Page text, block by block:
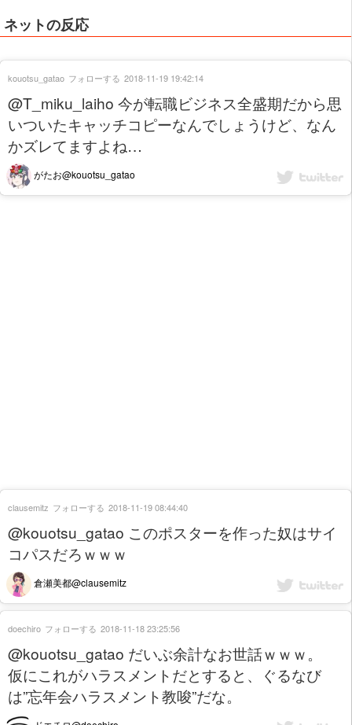
ネットの反応
@T_miku_laiho 今が転職ビジネス全盛期だから思
いついたキャッチコピーなんでしょうけど、なん
かズレてますよね…
がたお@kouotsu_gatao
kouotsu_gatao フォローする 2018-11-19 19:42:14
@kouotsu_gatao このポスターを作った奴はサイ
コパスだろｗｗｗ
倉瀬美都@clausemitz
clausemitz フォローする 2018-11-19 08:44:40
@kouotsu_gatao だいぶ余計なお世話ｗｗｗ。
仮にこれがハラスメントだとすると、ぐるなび
は”忘年会ハラスメント教唆”だな。
doechiro フォローする 2018-11-18 23:25:56